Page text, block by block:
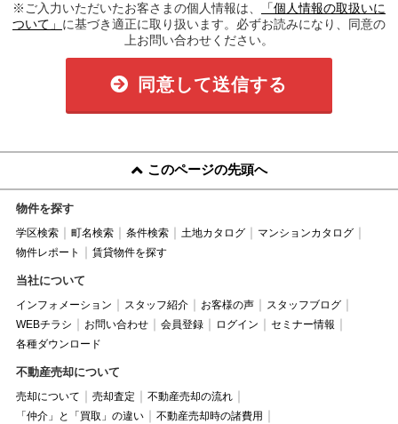
※ご入力いただいたお客さまの個人情報は、
「個人情報の取扱いに
ついて」 に基づき適正に取り扱います。必ずお読みになり、同意の
上お問い合わせください。
同意して送信する
このページの先頭へ
物件を探す
学区検索 町名検索 条件検索 土地カタログ
マンションカタログ
物件レポート
賃貸物件を探す
当社について
インフォメーション スタッフ紹介 お客様の声
スタッフブログ
WEBチラシ
お問い合わせ 会員登録 ログイン
セミナー情報
各種ダウンロード
不動産売却について
売却について 売却査定
不動産売却の流れ
「仲介」と「買取」の違い
不動産売却時の諸費用